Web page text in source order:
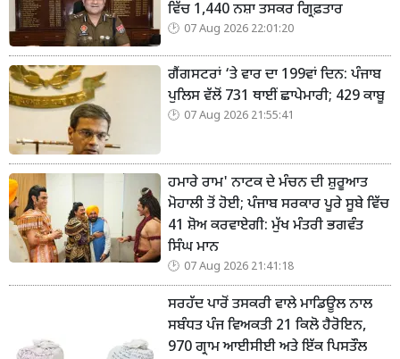
ਵਿੱਚ 1,440 ਨਸ਼ਾ ਤਸਕਰ ਗ੍ਰਿਫ਼ਤਾਰ
07 Aug 2026 22:01:20
ਗੈਂਗਸਟਰਾਂ ‘ਤੇ ਵਾਰ ਦਾ 199ਵਾਂ ਦਿਨ: ਪੰਜਾਬ
ਪੁਲਿਸ ਵੱਲੋਂ 731 ਥਾਈਂ ਛਾਪੇਮਾਰੀ; 429 ਕਾਬੂ
07 Aug 2026 21:55:41
ਹਮਾਰੇ ਰਾਮ' ਨਾਟਕ ਦੇ ਮੰਚਨ ਦੀ ਸ਼ੁਰੂਆਤ
ਮੋਹਾਲੀ ਤੋਂ ਹੋਈ; ਪੰਜਾਬ ਸਰਕਾਰ ਪੂਰੇ ਸੂਬੇ ਵਿੱਚ
41 ਸ਼ੋਅ ਕਰਵਾਏਗੀ: ਮੁੱਖ ਮੰਤਰੀ ਭਗਵੰਤ
ਸਿੰਘ ਮਾਨ
07 Aug 2026 21:41:18
ਸਰਹੱਦ ਪਾਰੋਂ ਤਸਕਰੀ ਵਾਲੇ ਮਾਡਿਊਲ ਨਾਲ
ਸਬੰਧਤ ਪੰਜ ਵਿਅਕਤੀ 21 ਕਿਲੋ ਹੈਰੋਇਨ,
970 ਗ੍ਰਾਮ ਆਈਸੀਈ ਅਤੇ ਇੱਕ ਪਿਸਤੌਲ